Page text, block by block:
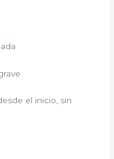
el inicio, sin